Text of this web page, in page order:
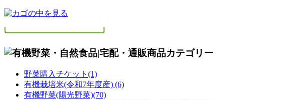
野菜購入チケット(1)
有機栽培米(令和7年度産) (6)
有機野菜(陽光野菜)(70)